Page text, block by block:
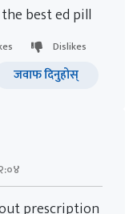
best ed pill
Dislikes
जवाफ दिनुहोस्